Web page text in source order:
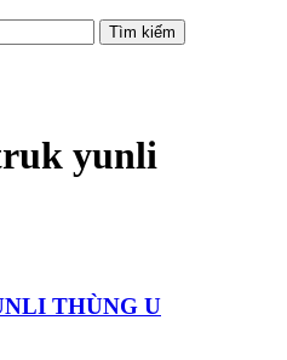
yunli
THÙNG U